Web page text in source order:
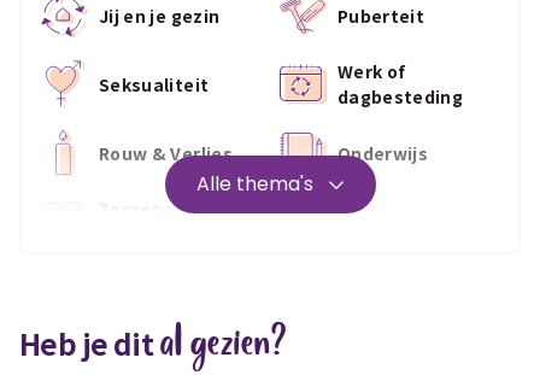
Jij en je gezin Puberteit
Seksualiteit
Werk of
dagbesteding
Rouw & Verlies Onderwijs
Zorgen voor
Wonen
Geld & wetten
Alle thema's
Heb je dital gezien?